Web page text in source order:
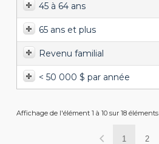
45 à 64 ans
65 ans et plus
Revenu familial
< 50 000 $ par année
Affichage de l'élément 1 à 10 sur 18 éléments
1 2